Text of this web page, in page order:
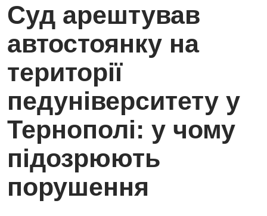
Суд арештував
автостоянку на
території
педуніверситету у
Тернополі: у чому
підозрюють
порушення